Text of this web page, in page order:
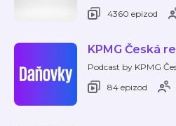
4360 epizod
KPMG Česká
Podcast by KPMG
84 epizod